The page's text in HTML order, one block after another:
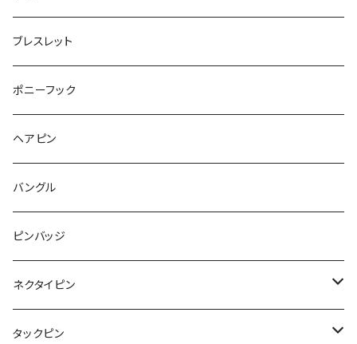
pattern
こいのぼり
マーブル
カメオ
Bubble
Animal
マーブル
こいのぼり
鳥
Triangle
食品
ハロウィン
ハムスター
レッサーパンダ
ブタ
マーメイド
雲
月
惑星
星
唐津土
lip
フルーツ
アイスクリーム
クジラ
くま
コアラ
bag
フルーツ
さくらんぼ
レモン
てんとう虫
野菜
雲
月
惑星
こいのぼり
ガラス
カメラ
リボン
ラリエット
モザイク
ハート
アルファベット
lip
フルーツ
パン
ガラス
リボン
マーブル
鳥
ブレスレット
ポニーフック
ヘアピン
バングル
ピンバッジ
ネクタイピン
結び
タックピン